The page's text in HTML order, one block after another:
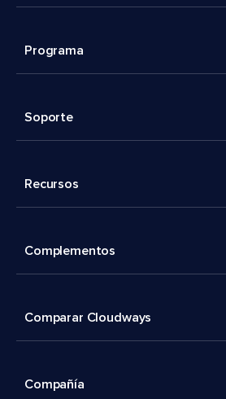
Programa
Soporte
Recursos
Complementos
Comparar Cloudways
Compañía